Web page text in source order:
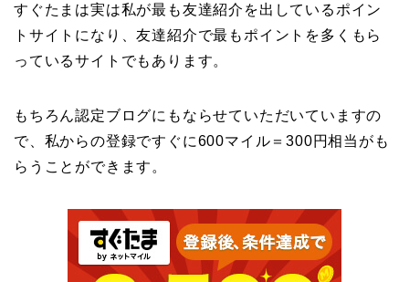
すぐたまは実は私が最も友達紹介を出しているポイン
トサイトになり、友達紹介で最もポイントを多くもら
っているサイトでもあります。
もちろん認定ブログにもならせていただいていますの
で、私からの登録ですぐに600マイル＝300円相当がも
らうことができます。